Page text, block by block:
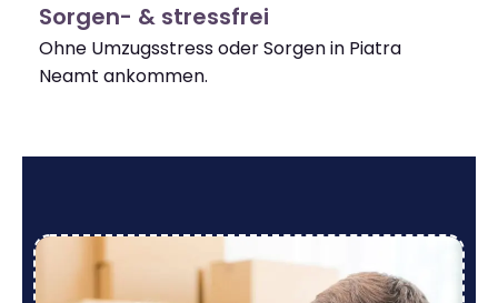
Sorgen- & stressfrei
Ohne Umzugsstress oder Sorgen in Piatra
Neamt ankommen.